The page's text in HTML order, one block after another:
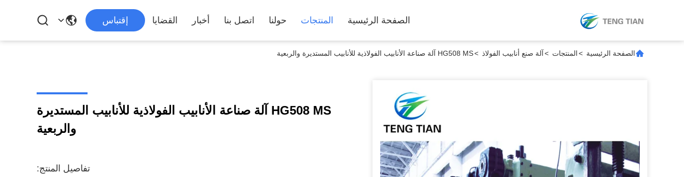
الصفحة الرئيسية المنتجات حولنا اتصل بنا أخبار القضايا إقتباس
الصفحة الرئيسية >المنتجات >آلة صنع أنابيب الفولاذ >HG508 MS آلة صناعة الأنابيب الفولاذية للأنابيب المستديرة والربعية
HG508 MS آلة صناعة الأنابيب الفولاذية للأنابيب المستديرة
والربعية
تفاصيل المنتج: